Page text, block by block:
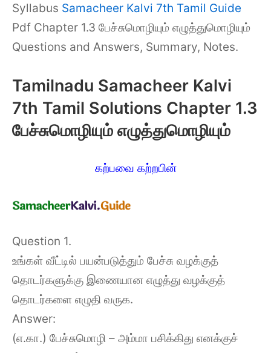
Syllabus Samacheer Kalvi 7th Tamil Guide
Pdf Chapter 1.3 பேச்சுமொழியும் எழுத்துமொழியும்
Questions and Answers, Summary, Notes.
Tamilnadu Samacheer Kalvi
7th Tamil Solutions Chapter 1.3
பேச்சுமொழியும் எழுத்துமொழியும்
கற்பவை கற்றபின்
Question 1.
உங்கள் வீட்டில் பயன்படுத்தும் பேச்சு வழக்குத்
தொடர்களுக்கு இணையான எழுத்து வழக்குத்
தொடர்களை எழுதி வருக.
Answer:
(எ.கா.) பேச்சுமொழி – அம்மா பசிக்கிது எனக்குச்